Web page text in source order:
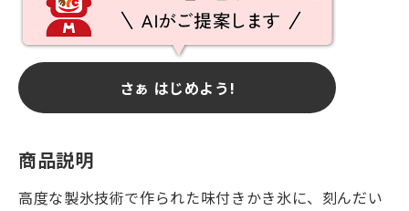
さぁ はじめよう!
商品説明
高度な製氷技術で作られた味付きかき氷に、刻んだい